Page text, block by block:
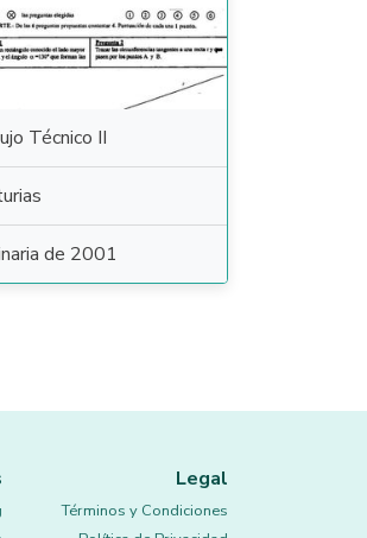
Técnico II
de 2001
Legal
Términos y Condiciones